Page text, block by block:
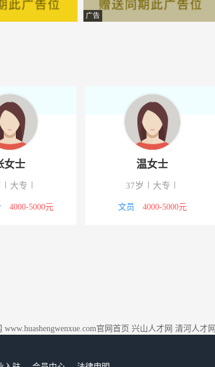
广告
女士
大专
4000-5000元
温女士
37岁 大专
文员 4000-5000元
www.huashengwenxue.com官网首页 兴山人才网 清河人才网